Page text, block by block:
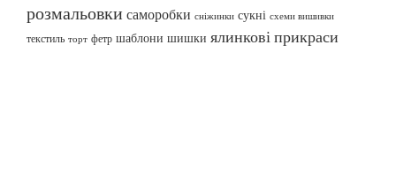
розмальовки саморобки сніжинки сукні схеми вишивки
текстиль торт фетр шаблони шишки ялинкові прикраси